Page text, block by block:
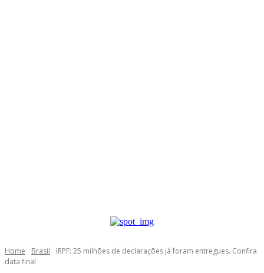
Home Brasil
IRPF: 25 milhões de declarações já foram entregues. Confira
data final